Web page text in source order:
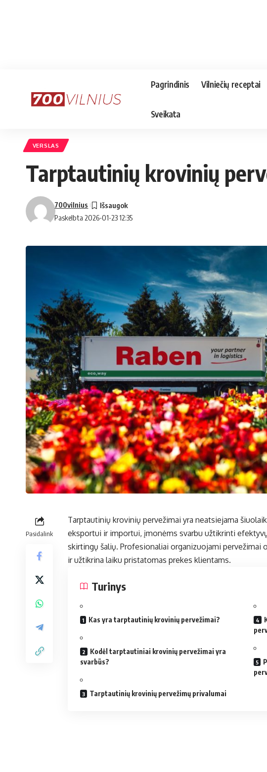
Pagrindinis Vilniečių receptai
Sveikata
VERSLAS
Tarptautinių krovinių
Paskelbta 2026-01-23 12:35
700vilnius
Pasidalink
Tarptautinių krovinių pervežimai yra neatsiejama
eksportui ir importui, įmonėms svarbu užtikrinti
skirtingų šalių. Profesionaliai organizuojami pervežimai
ir užtikrina laiku pristatomas prekes klientams.
Turinys
Kas yra tarptautinių krovinių pervežimai?
Kodėl tarptautiniai krovinių pervežimai yra
svarbūs?
Tarptautinių krovinių pervežimų privalumai